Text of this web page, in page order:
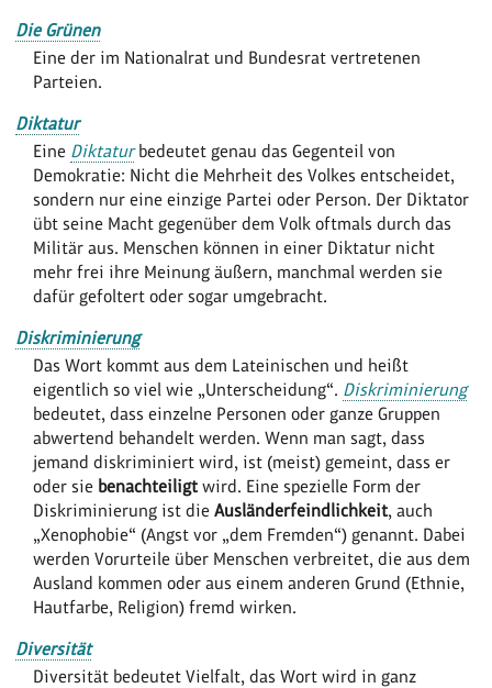
Die Grünen
Eine der im Nationalrat und Bundesrat vertretenen
Parteien.
Diktatur
Eine Diktaturbedeutet genau das Gegenteil von
Demokratie: Nicht die Mehrheit des Volkes entscheidet,
sondern nur eine einzige Partei oder Person. Der Diktator
übt seine Macht gegenüber dem Volk oftmals durch das
Militär aus. Menschen können in einer Diktatur nicht
mehr frei ihre Meinung äußern, manchmal werden sie
dafür gefoltert oder sogar umgebracht.
Diskriminierung
Das Wort kommt aus dem Lateinischen und heißt
eigentlich so viel wie „Unterscheidung“. Diskriminierung
bedeutet, dass einzelne Personen oder ganze Gruppen
abwertend behandelt werden. Wenn man sagt, dass
jemand diskriminiert wird, ist (meist) gemeint, dass er
oder sie benachteiligt wird. Eine spezielle Form der
Diskriminierung ist dieAusländerfeindlichkeit, auch
„Xenophobie“ (Angst vor „dem Fremden“) genannt. Dabei
werden Vorurteile über Menschen verbreitet, die aus dem
Ausland kommen oder aus einem anderen Grund (Ethnie,
Hautfarbe, Religion) fremd wirken.
Diversität
Diversität bedeutet Vielfalt, das Wort wird in ganz